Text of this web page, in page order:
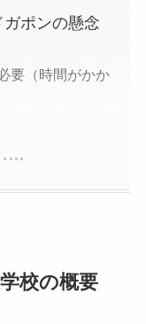
ポンの懸念
要（時間がかか
校の概要